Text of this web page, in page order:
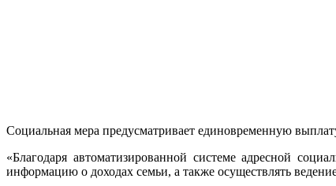
Социальная мера предусматривает единовременную
«Благодаря автоматизированной системе адресной
информацию о доходах семьи, а также осуществлять